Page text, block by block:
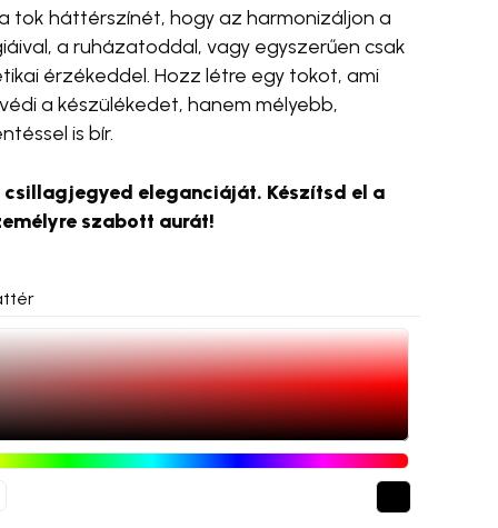
tok háttérszínét, hogy az harmonizáljon a
a ruházatoddal, vagy egyszerűen csak
érzékeddel. Hozz létre egy tokot, ami
a készülékedet, hanem mélyebb,
is bír.
csillagjegyed eleganciáját. Készítsd el a
szabott aurát!